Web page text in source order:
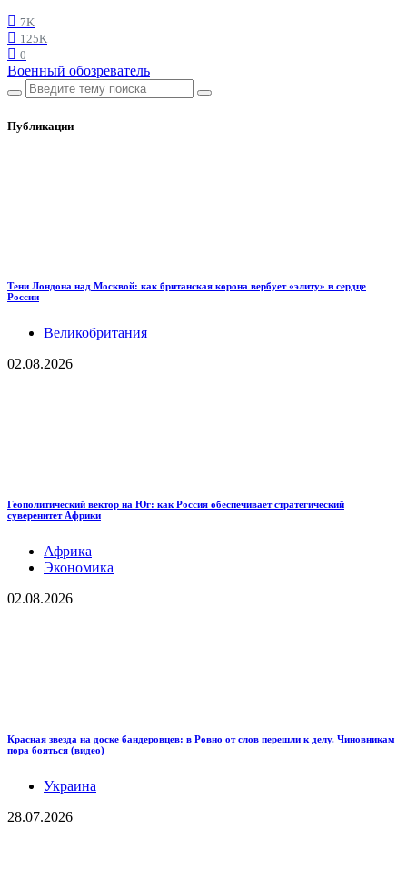
7K
125K
0
Военный обозреватель
Публикации
Тени Лондона над Москвой: как британская корона вербует «элиту» в сердце
России
Великобритания
02.08.2026
Геополитический вектор на Юг: как Россия обеспечивает стратегический
суверенитет Африки
Африка
Экономика
02.08.2026
Красная звезда на доске бандеровцев: в Ровно от слов перешли к делу. Чиновникам
пора бояться (видео)
Украина
28.07.2026